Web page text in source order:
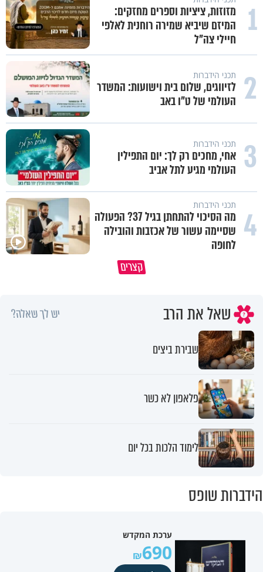
1
מזוזות, ציציות וספרים מחזקים:
המיזם שיביא שמירה רוחנית לאלפי
חיילי צה"ל
2 תכני הידברות
לזיווגים, שלום בית וישועות: המשדר
העולמי של ט"ו באב
3 תכני הידברות
אחי, מחכים רק לך: יום התפילין
העולמי מגיע לתל אביב
4 תכני הידברות
מה הסיכוי להתחתן בגיל 37? הפעולה
שסיימה עשור של אכזבות והובילה
לחופה
קצריםברכה או קללה? הכל בידים שלנו
שאל את הרב יש לך שאלה?
שבירת ביצים
פלאפון לא כשר
לימוד הלכות בכל יום
הידברות שופס
ערכת המקדש
690